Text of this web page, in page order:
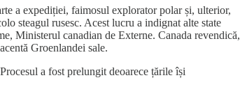
a expediției, faimosul explorator polar și, ulterior,
steagul rusesc. Acest lucru a indignat alte state
Ministerul canadian de Externe. Canada revendică,
Groenlandei sale.
a fost prelungit deoarece țările își